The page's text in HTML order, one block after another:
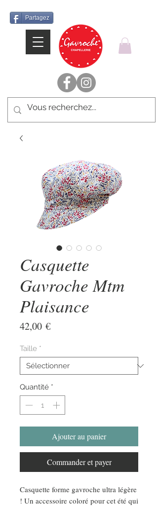
Partagez
Casquette
Gavroche Mtm
Plaisance
42,00 €Prix
Taille *
Quantité *
Ajouter au panier
Commander et payer
Casquette forme gavroche ultra légère
! Un accessoire coloré pour cet été qui